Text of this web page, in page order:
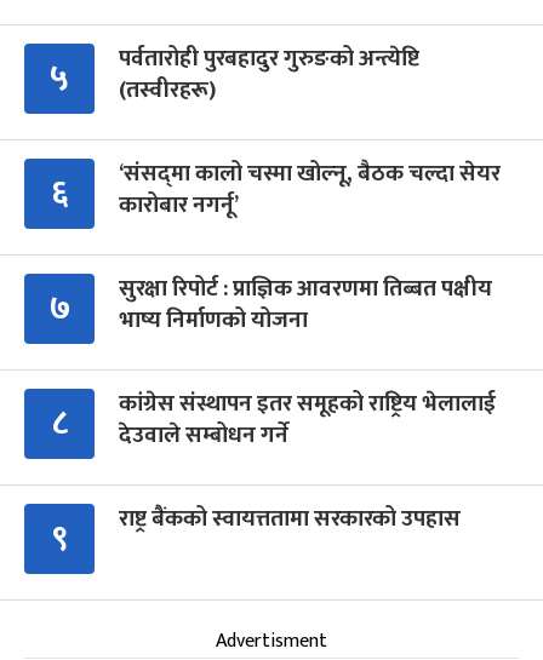
५
पर्वतारोही पुरबहादुर गुरुङको अन्त्येष्टि
(तस्वीरहरू)
६
‘संसद्‍मा कालो चस्मा खोल्नू, बैठक चल्दा सेयर
कारोबार नगर्नू’
७
सुरक्षा रिपोर्ट : प्राज्ञिक आवरणमा तिब्बत पक्षीय
भाष्य निर्माणको योजना
८
कांग्रेस संस्थापन इतर समूहको राष्ट्रिय भेलालाई
देउवाले सम्बोधन गर्ने
९ राष्ट्र बैंकको स्वायत्ततामा सरकारको उपहास
Advertisment